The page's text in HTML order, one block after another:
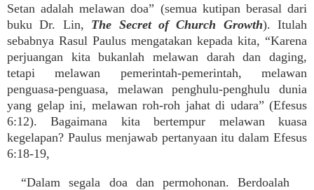
Setan adalah melawan doa” (semua kutipan berasal dari
buku Dr. Lin, The Secret of Church Growth). Itulah
sebabnya Rasul Paulus mengatakan kepada kita, “Karena
perjuangan kita bukanlah melawan darah dan daging,
tetapi melawan pemerintah-pemerintah, melawan
penguasa-penguasa, melawan penghulu-penghulu dunia
yang gelap ini, melawan roh-roh jahat di udara” (Efesus
6:12). Bagaimana kita bertempur melawan kuasa
kegelapan? Paulus menjawab pertanyaan itu dalam Efesus
6:18-19,
“Dalam segala doa dan permohonan. Berdoalah